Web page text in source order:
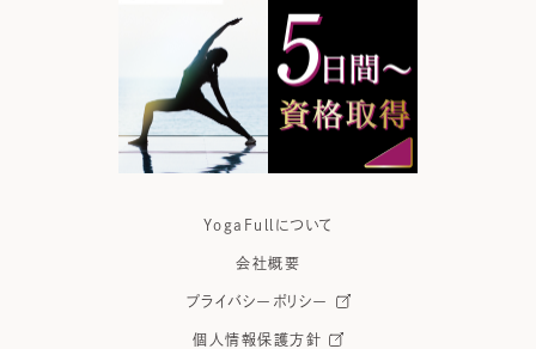
YogaFullについて
会社概要
プライバシーポリシー
個人情報保護方針